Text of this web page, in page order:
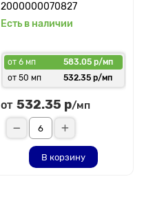
2000000070827
Есть в наличии
от 6 мп
583.05 р/мп
от 50 мп
532.35 р/мп
от 532.35 р/мп
В корзину